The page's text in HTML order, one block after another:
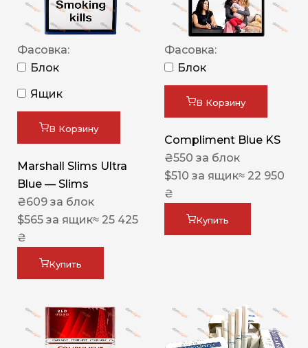
Фасовка:
Блок
Ящик
В Корзину
Marshall Slims Ultra
Blue — Slims
₴609 за блок
$565 за ящик≈ 25 425
₴
Купить
Фасовка:
Блок
В Корзину
Compliment Blue KS
₴550 за блок
$510 за ящик≈ 22 950
₴
Купить